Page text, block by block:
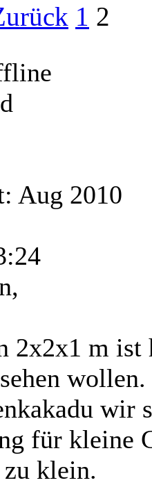
1 2
Aug 2010
2x2x1 m
wir
für kleine
klein.